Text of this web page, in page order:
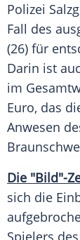
Polizei
Fall des
(26) für
Darin ist
im
Euro, das
Anwesen
Die "Bild"-
sich die